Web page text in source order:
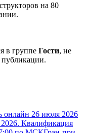
на 80
в группе Гости, не
публикации.
онлайн 26 июля 2026
Квалификация